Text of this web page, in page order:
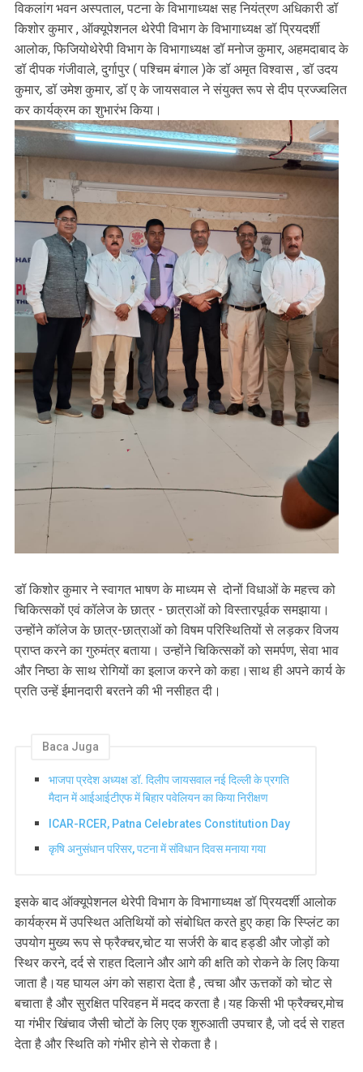
विकलांग भवन अस्पताल, पटना के विभागाध्यक्ष सह नियंत्रण अधिकारी डॉ
किशोर कुमार , ऑक्यूपेशनल थेरेपी विभाग के विभागाध्यक्ष डॉ प्रियदर्शी
आलोक, फिजियोथेरेपी विभाग के विभागाध्यक्ष डॉ मनोज कुमार, अहमदाबाद के
डॉ दीपक गंजीवाले, दुर्गापुर ( पश्चिम बंगाल )के डॉ अमृत विश्वास , डॉ उदय
कुमार, डॉ उमेश कुमार, डॉ ए के जायसवाल ने संयुक्त रूप से दीप प्रज्ज्वलित
कर कार्यक्रम का शुभारंभ किया।
डॉ किशोर कुमार ने स्वागत भाषण के माध्यम से दोनों विधाओं के महत्त्व को
चिकित्सकों एवं कॉलेज के छात्र - छात्राओं को विस्तारपूर्वक समझाया।
उन्होंने कॉलेज के छात्र-छात्राओं को विषम परिस्थितियों से लड़कर विजय
प्राप्त करने का गुरुमंत्र बताया। उन्होंने चिकित्सकों को समर्पण, सेवा भाव
और निष्ठा के साथ रोगियों का इलाज करने को कहा।साथ ही अपने कार्य के
प्रति उन्हें ईमानदारी बरतने की भी नसीहत दी।
Baca Juga
भाजपा प्रदेश अध्यक्ष डॉ. दिलीप जायसवाल नई दिल्ली के प्रगति
मैदान में आईआईटीएफ में बिहार पवेलियन का किया निरीक्षण
ICAR-RCER, Patna Celebrates Constitution Day
कृषि अनुसंधान परिसर, पटना में संविधान दिवस मनाया गया
इसके बाद ऑक्यूपेशनल थेरेपी विभाग के विभागाध्यक्ष डॉ प्रियदर्शी आलोक
कार्यक्रम में उपस्थित अतिथियों को संबोधित करते हुए कहा कि स्प्लिंट का
उपयोग मुख्य रूप से फ्रैक्चर,चोट या सर्जरी के बाद हड्डी और जोड़ों को
स्थिर करने, दर्द से राहत दिलाने और आगे की क्षति को रोकने के लिए किया
जाता है।यह घायल अंग को सहारा देता है , त्वचा और ऊत्तकों को चोट से
बचाता है और सुरक्षित परिवहन में मदद करता है।यह किसी भी फ्रैक्चर,मोच
या गंभीर खिंचाव जैसी चोटों के लिए एक शुरुआती उपचार है, जो दर्द से राहत
देता है और स्थिति को गंभीर होने से रोकता है।